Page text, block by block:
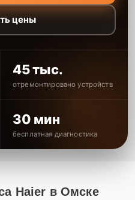
цены
45 тыс.
отремонтировано устройств
30 мин
бесплатная диагностика
Haier в Омске